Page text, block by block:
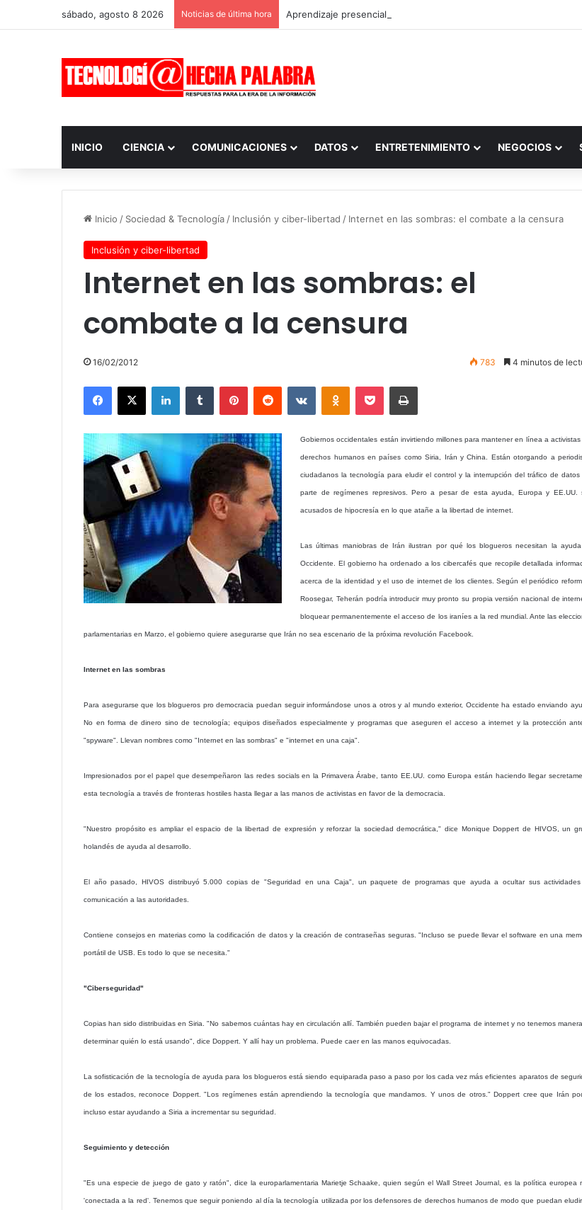
sábado, agosto 8 2026 Noticias de última hora Aprendizaje presencial vs. por internet
INICIO CIENCIA COMUNICACIONES DATOS ENTRETENIMIENTO NEGOCIOS
Inicio / Sociedad & Tecnología / Inclusión y ciber-libertad / Internet en las sombras: el combate a la censura
Inclusión y ciber-libertad
Internet en las sombras: el
combate a la censura
16/02/2012 783 4 minutos de
Facebook
X LinkedInTumblr PinterestReddit VKontakteOdnoklassniki
Pocket Imprimir
Gobiernos occidentales están invirtiendo millones para mantener en línea a activistas
derechos humanos en países como Siria, Irán y China. Están otorgando a
ciudadanos la tecnología para eludir el control y la interrupción del tráfico de datos
parte de regímenes represivos. Pero a pesar de esta ayuda, Europa y EE.UU.
acusados de hipocresía en lo que atañe a la libertad de internet.
Las últimas maniobras de Irán ilustran por qué los blogueros necesitan la
Occidente. El gobierno ha ordenado a los cibercafés que recopile detallada
acerca de la identidad y el uso de internet de los clientes. Según el periódico
Roosegar, Teherán podría introducir muy pronto su propia versión nacional de
bloquear permanentemente el acceso de los iraníes a la red mundial. Ante las
parlamentarias en Marzo, el gobierno quiere asegurarse que Irán no sea escenario de la próxima revolución Facebook.
Internet en las sombras
Para asegurarse que los blogueros pro democracia puedan seguir informándose unos a otros y al mundo exterior, Occidente ha estado enviando
No en forma de dinero sino de tecnología; equipos diseñados especialmente y programas que aseguren el acceso a internet y la protección
"spyware". Llevan nombres como "Internet en las sombras" e "internet en una caja".
Impresionados por el papel que desempeñaron las redes socials en la Primavera Árabe, tanto EE.UU. como Europa están haciendo llegar
esta tecnología a través de fronteras hostiles hasta llegar a las manos de activistas en favor de la democracia.
"Nuestro propósito es ampliar el espacio de la libertad de expresión y reforzar la sociedad democrática," dice Monique Doppert de HIVOS, un
holandés de ayuda al desarrollo.
El año pasado, HIVOS distribuyó 5.000 copias de "Seguridad en una Caja", un paquete de programas que ayuda a ocultar sus
comunicación a las autoridades.
Contiene consejos en materias como la codificación de datos y la creación de contraseñas seguras. "Incluso se puede llevar el software en una
portátil de USB. Es todo lo que se necesita."
"Ciberseguridad"
Copias han sido distribuidas en Siria. "No sabemos cuántas hay en circulación allí. También pueden bajar el programa de internet y no tenemos
determinar quién lo está usando", dice Doppert. Y allí hay un problema. Puede caer en las manos equivocadas.
La sofisticación de la tecnología de ayuda para los blogueros está siendo equiparada paso a paso por los cada vez más eficientes aparatos de
de los estados, reconoce Doppert. "Los regímenes están aprendiendo la tecnología que mandamos. Y unos de otros." Doppert cree que Irán
incluso estar ayudando a Siria a incrementar su seguridad.
Seguimiento y detección
"Es una especie de juego de gato y ratón", dice la europarlamentaria Marietje Schaake, quien según el Wall Street Journal, es la política europea
'conectada a la red'. Tenemos que seguir poniendo al día la tecnología utilizada por los defensores de derechos humanos de modo que puedan